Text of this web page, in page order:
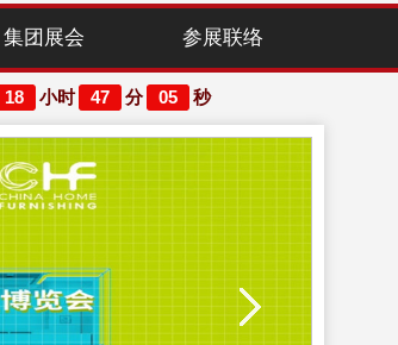
集团展会 参展联络
18 小时 47 分 03 秒